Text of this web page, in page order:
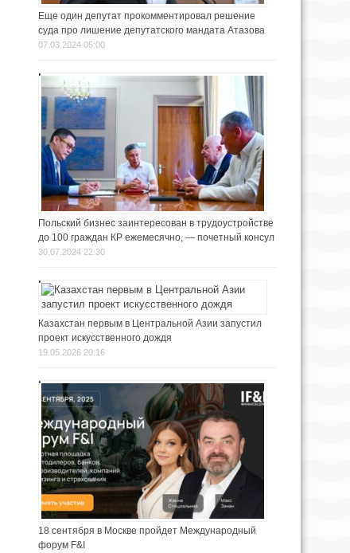
Еще один депутат прокомментировал решение
суда про лишение депутатского мандата Атазова
07.03.2024 05:00
Польский бизнес заинтересован в трудоустройстве
до 100 граждан КР ежемесячно, — почетный консул
30.07.2024 22:30
Казахстан первым в Центральной Азии запустил
проект искусственного дождя
19.05.2026 20:16
18 сентября в Москве пройдет Международный
форум F&I